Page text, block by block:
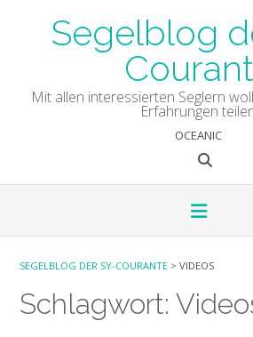
Segelblog
Mit allen interessierten Seglern
Erfahrungen
OCEANIC
SEGELBLOG DER SY-COURANTE > VIDEOS
Schlagwort: